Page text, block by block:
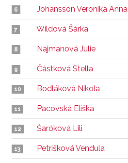
6 Johansson Veronika Anna
7 Wildová Šárka
8 Najmanová Julie
9 Částková Stella
10 Bodláková Nikola
11 Pacovská Eliška
12 Šaróková Lili
13 Petrišková Vendula